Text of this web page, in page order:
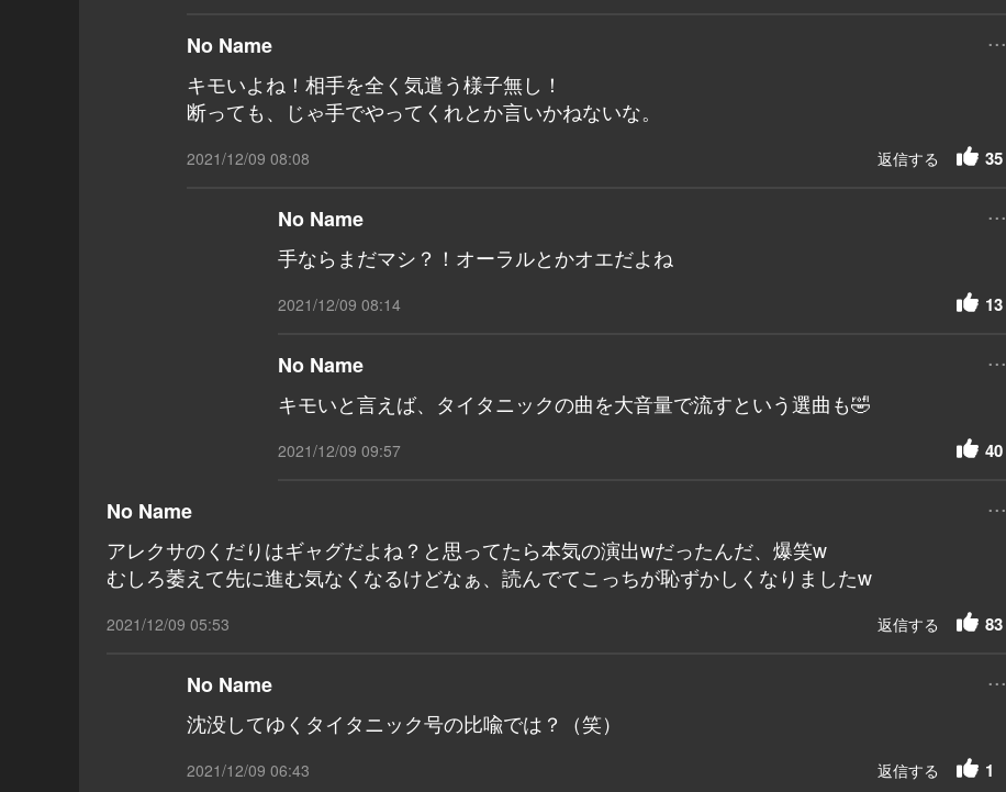
No Name ...
キモいよね！相手を全く気遣う様子無し！
断っても、じゃ手でやってくれとか言いかねないな。
2021/12/09 08:08 35
返信する
No Name ...
手ならまだマシ？！オーラルとかオエだよね
2021/12/09 08:14 13
No Name ...
キモいと言えば、タイタニックの曲を大音量で流すという選曲も🤣
2021/12/09 09:57 40
No Name ...
アレクサのくだりはギャグだよね？と思ってたら本気の演出wだったんだ、爆笑w
むしろ萎えて先に進む気なくなるけどなぁ、読んでてこっちが恥ずかしくなりましたw
2021/12/09 05:53 83
返信する
No Name ...
沈没してゆくタイタニック号の比喩では？（笑）
2021/12/09 06:43 1
返信する